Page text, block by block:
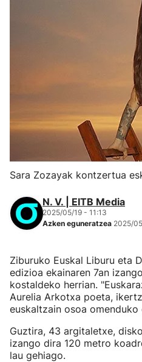
Sara Zozayak kontzertua
N. V. | EITB Media
2025/05/19 - 11:13
Azken eguneratzea 2025/
Ziburuko Euskal Liburu eta
edizioa ekainaren 7an
kostaldeko herrian.
Aurelia Arkotxa poeta,
euskaltzain osoa
Guztira, 43 argitaletxe,
izango dira 120 metro
lau gehiago.